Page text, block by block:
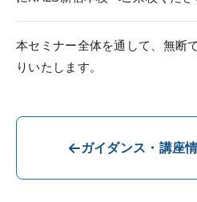
本セミナー全体を通して、無断
りいたします。
ガイダンス・講座